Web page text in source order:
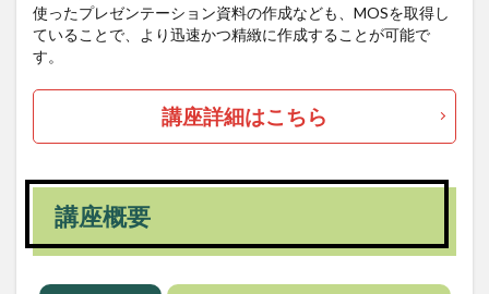
使ったプレゼンテーション資料の作成なども、MOSを取得し
ていることで、より迅速かつ精緻に作成することが可能で
す。
講座詳細はこちら
講座概要